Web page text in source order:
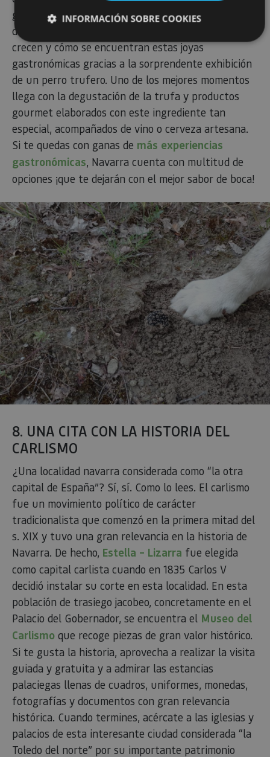
gastronomía. Ofrecen una experiencia premium
donde tendrás la oportunidad de aprender cómo
crecen y cómo se encuentran estas joyas
gastronómicas gracias a la sorprendente exhibición
de un perro trufero. Uno de los mejores momentos
llega con la degustación de la trufa y productos
gourmet elaborados con este ingrediente tan
especial, acompañados de vino o cerveza artesana.
Si te quedas con ganas de más experiencias
gastronómicas, Navarra cuenta con multitud de
opciones ¡que te dejarán con el mejor sabor de boca!
8. UNA CITA CON LA HISTORIA DEL
CARLISMO
¿Una localidad navarra considerada como “la otra
capital de España”? Sí, sí. Como lo lees. El carlismo
fue un movimiento político de carácter
tradicionalista que comenzó en la primera mitad del
s. XIX y tuvo una gran relevancia en la historia de
Navarra. De hecho, Estella – Lizarra fue elegida
como capital carlista cuando en 1835 Carlos V
decidió instalar su corte en esta localidad. En esta
población de trasiego jacobeo, concretamente en el
Palacio del Gobernador, se encuentra el Museo del
Carlismo que recoge piezas de gran valor histórico.
Si te gusta la historia, aprovecha a realizar la visita
guiada y gratuita y a admirar las estancias
palaciegas llenas de cuadros, uniformes, monedas,
fotografías y documentos con gran relevancia
histórica. Cuando termines, acércate a las iglesias y
palacios de esta interesante ciudad considerada “la
Toledo del norte” por su importante patrimonio
INFORMACIÓN SOBRE COOKIES
Cookies estrictamente necesarias
Cookies de rendimiento
Cookies de preferencias
Cookies de funcionalidad
Cookies no clasificadas
Las cookies estrictamente necesarias permiten la
funcionalidad principal del sitio web, como el inicio de
sesión de usuario y la gestión de cuentas. El sitio web
no se puede utilizar correctamente sin las cookies
Nombre
Proveedor/
Dominio
Vencimiento
CookieScriptConsent
CookieScript
www.visitnavarra.es
1 mes
El
de
los
Es
que
de
JSESSIONID
Oracle
Corporation
Sesión
COOKIE_SUPPORT
www.visitnavarra.es 1 año
Nombre
Proveedor/
Dominio
Vencimiento
C
Adform
.adform.net
1 mes 1 día
Esta
utiliza
visitas y
visitante
al sitio
Nombre
Proveedor
/Dominio
Vencimiento Descripción
uid .adform.net 2 meses
Esta cookie
proporciona
una
identificación
de usuario
generada por
asignada de
Nombre
Proveedor
Dominio
Vencimiento
GUEST_LANGUAGE_ID .visitnavarra.es 1 año
para
de un
usuario,
Nombre
Proveedor/
Dominio
_hjSession_3655069 .visitnavarra.es
LFR_SESSION_STATE_8191652
www.visitnavarra.es
GN
www.visitnavarra.es
_hjSessionUser_3655069
.visitnavarra.es
1 año
Event3PvTriggered
.visitnavarra.es 1 día
Política